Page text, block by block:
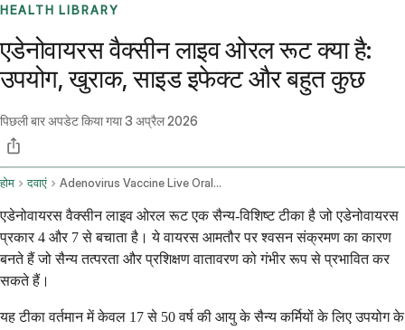
HEALTH LIBRARY
एडेनोवायरस वैक्सीन लाइव ओरल रूट क्या है:
उपयोग, खुराक, साइड इफेक्ट और बहुत कुछ
पिछली बार अपडेट किया गया3 अप्रैल 2026
होम दवाएं Adenovirus Vaccine Live Oral Route
एडेनोवायरस वैक्सीन लाइव ओरल रूट एक सैन्य-विशिष्ट टीका है जो एडेनोवायरस
प्रकार 4 और 7 से बचाता है। ये वायरस आमतौर पर श्वसन संक्रमण का कारण
बनते हैं जो सैन्य तत्परता और प्रशिक्षण वातावरण को गंभीर रूप से प्रभावित कर
सकते हैं।
यह टीका वर्तमान में केवल 17 से 50 वर्ष की आयु के सैन्य कर्मियों के लिए उपयोग के